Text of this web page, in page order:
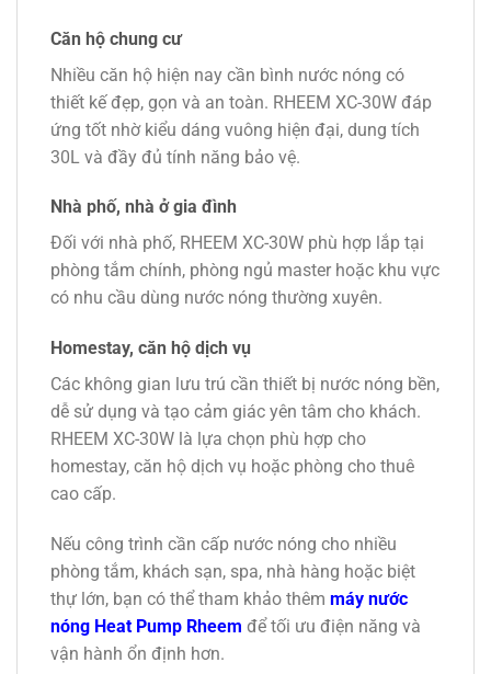
Căn hộ chung cư
Nhiều căn hộ hiện nay cần bình nước nóng có
thiết kế đẹp, gọn và an toàn. RHEEM XC-30W đáp
ứng tốt nhờ kiểu dáng vuông hiện đại, dung tích
30L và đầy đủ tính năng bảo vệ.
Nhà phố, nhà ở gia đình
Đối với nhà phố, RHEEM XC-30W phù hợp lắp tại
phòng tắm chính, phòng ngủ master hoặc khu vực
có nhu cầu dùng nước nóng thường xuyên.
Homestay, căn hộ dịch vụ
Các không gian lưu trú cần thiết bị nước nóng bền,
dễ sử dụng và tạo cảm giác yên tâm cho khách.
RHEEM XC-30W là lựa chọn phù hợp cho
homestay, căn hộ dịch vụ hoặc phòng cho thuê
cao cấp.
Nếu công trình cần cấp nước nóng cho nhiều
phòng tắm, khách sạn, spa, nhà hàng hoặc biệt
thự lớn, bạn có thể tham khảo thêm máy nước
nóng Heat Pump Rheem để tối ưu điện năng và
vận hành ổn định hơn.